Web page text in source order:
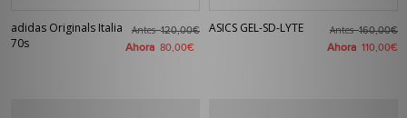
adidas Originals Italia
70s
Antes120,00€
Ahora 80,00€
ASICS GEL-SD-LYTE Antes160,00€
Ahora 110,00€